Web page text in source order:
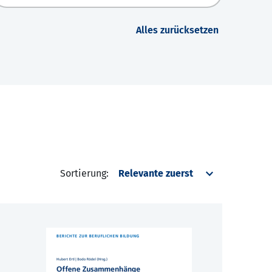
Alles zurücksetzen
Sortierung: